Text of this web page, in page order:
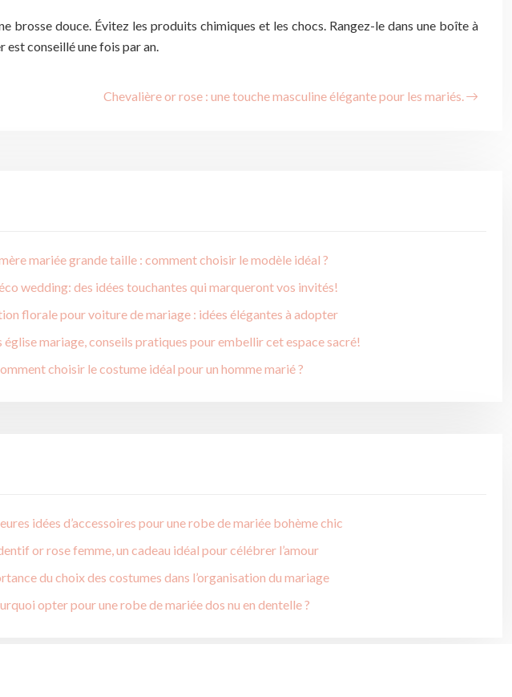
brosse douce. Évitez les produits chimiques et les chocs. Rangez-le dans une boîte à
conseillé une fois par an.
Chevalière or rose : une touche masculine élégante pour les mariés.
mariée grande taille : comment choisir le modèle idéal ?
wedding: des idées touchantes qui marqueront vos invités!
florale pour voiture de mariage : idées élégantes à adopter
mariage, conseils pratiques pour embellir cet espace sacré!
choisir le costume idéal pour un homme marié ?
idées d’accessoires pour une robe de mariée bohème chic
or rose femme, un cadeau idéal pour célébrer l’amour
du choix des costumes dans l’organisation du mariage
opter pour une robe de mariée dos nu en dentelle ?